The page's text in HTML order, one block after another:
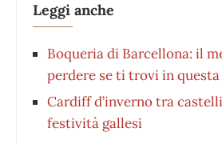
Leggi anche
Boqueria di Barcellona: il
perdere se ti trovi in
Cardiff d’inverno tra
festività gallesi